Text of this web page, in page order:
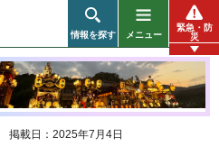
情報を探す メニュー
緊急・防
災
掲載日：2025年7月4日